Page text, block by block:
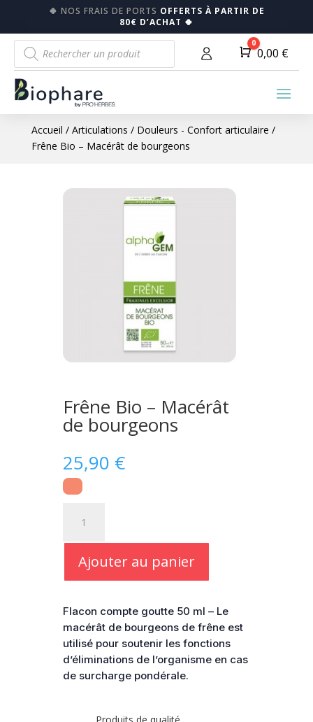
🍀 NOS FRAIS DE PORTS OFFERTS À PARTIR DE
80€ D’ACHAT 🍀
Recherche
de
produits
Panier
0
0,00 €
Accueil / Articulations / Douleurs - Confort articulaire /
Frêne Bio – Macérât de bourgeons
Frêne Bio – Macérât
de bourgeons
25,90 €
Frêne
de
bourgeons
Ajouter au panier
Flacon compte goutte 50 ml – Le
macérât de bourgeons de frêne est
utilisé pour soutenir les fonctions
d’éliminations de l’organisme en cas
de surcharge pondérale.